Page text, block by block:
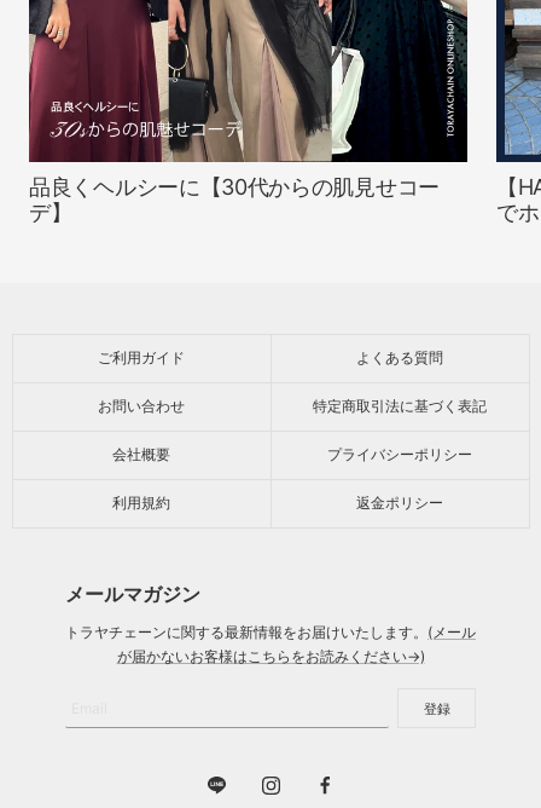
品良くヘルシーに【30代からの肌見せコー
デ】
【
で
ご利用ガイド よくある質問
お問い合わせ 特定商取引法に基づく表記
会社概要 プライバシーポリシー
利用規約 返金ポリシー
メールマガジン
トラヤチェーンに関する最新情報をお届けいたします。 (メール
が届かないお客様はこちらをお読みください→)
登録